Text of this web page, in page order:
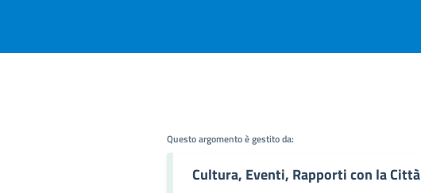
Questo argomento è gestito da:
Cultura, Eventi, Rapporti con la Città